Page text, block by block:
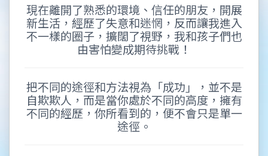
現在離開了熟悉的環境、信任的朋友，開展
新生活，經歷了失意和迷惘，反而讓我進入
不一樣的圈子，擴闊了視野，我和孩子們也
由害怕變成期待挑戰！
把不同的途徑和方法視為「成功」，並不是
自欺欺人，而是當你處於不同的高度，擁有
不同的經歷，你所看到的，便不會只是單一
途徑。